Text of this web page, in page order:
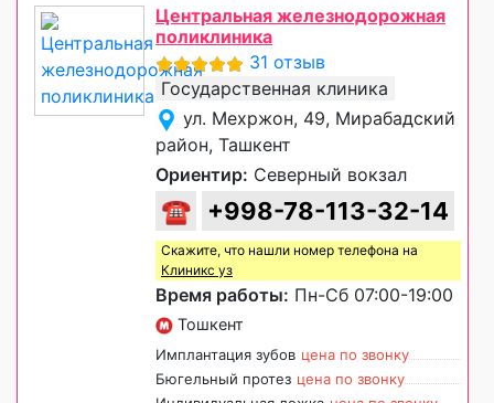
Центральная железнодорожная
поликлиника
31 отзыв
Государственная клиника
ул. Мехржон, 49, Мирабадский
район, Ташкент
Ориентир: Северный вокзал
☎ +998-78-113-32-14
Скажите, что нашли номер телефона на
Клиникс уз
Время работы: Пн-Сб 07:00-19:00
Тошкент
Имплантация зубов цена по звонку
Бюгельный протез цена по звонку